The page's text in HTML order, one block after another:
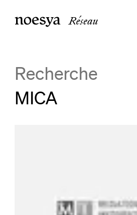
Réseau
Recherche
MICA